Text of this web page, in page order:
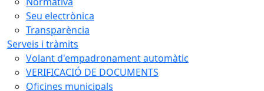
Seu electrònica
Transparència
Serveis i tràmits
Volant d'empadronament automàtic
VERIFICACIÓ DE DOCUMENTS
Oficines municipals